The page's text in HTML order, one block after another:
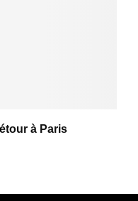
à Paris